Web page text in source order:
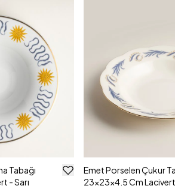
Tabağı
- Sarı
Emet Porselen Çukur
23x23x4.5 Cm Lacivert